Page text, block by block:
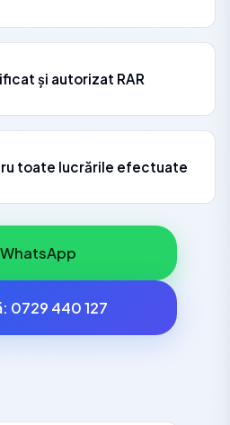
și autorizat RAR
toate lucrările efectuate
WhatsApp
0729 440 127